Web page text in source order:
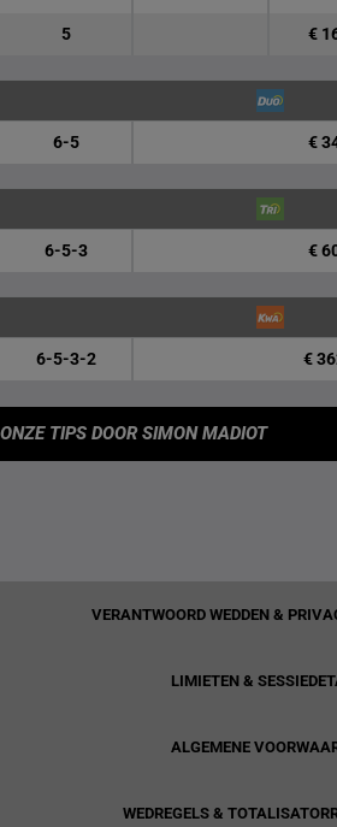
5 €
6-5 €
6-5-3 €
6-5-3-2 €
ONZE TIPS DOOR SIMON MADIOT
VERANTWOORD WEDDEN &
LIMIETEN &
ALGEMENE
WEDREGELS &